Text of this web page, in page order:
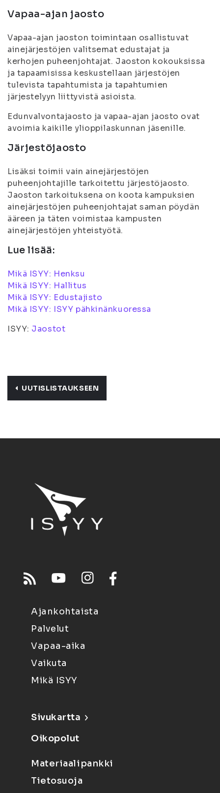
Vapaa-ajan jaosto
Vapaa-ajan jaoston toimintaan osallistuvat
ainejärjestöjen valitsemat edustajat ja
kerhojen puheenjohtajat. Jaoston kokouksissa
ja tapaamisissa keskustellaan järjestöjen
tulevista tapahtumista ja tapahtumien
järjestelyyn liittyvistä asioista.
Edunvalvontajaosto ja vapaa-ajan jaosto ovat
avoimia kaikille ylioppilaskunnan jäsenille.
Järjestöjaosto
Lisäksi toimii vain ainejärjestöjen
puheenjohtajille tarkoitettu järjestöjaosto.
Jaoston tarkoituksena on koota kampuksien
ainejärjestöjen puheenjohtajat saman pöydän
ääreen ja täten voimistaa kampusten
ainejärjestöjen yhteistyötä.
Lue lisää:
Mikä ISYY: Henksu
Mikä ISYY: Hallitus
Mikä ISYY: Edustajisto
Mikä ISYY: ISYY pähkinänkuoressa
ISYY: Jaostot
UUTISLISTAUKSEEN
Ajankohtaista
Palvelut
Vapaa-aika
Vaikuta
Mikä ISYY
Sivukartta
Oikopolut
Materiaalipankki
Tietosuoja